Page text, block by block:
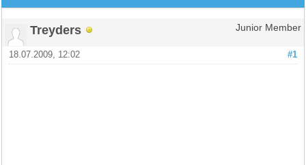
Treyders Junior Member
#1
18.07.2009, 12:02